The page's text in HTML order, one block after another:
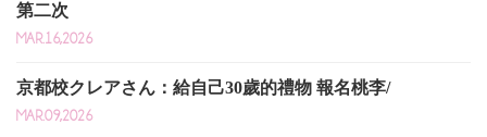
第二次
MAR.16,2026
京都校クレアさん：給自己30歲的禮物 報名桃李/
MAR.09,2026